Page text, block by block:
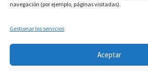
navegación (por ejemplo, páginas visitadas).
Gestionar los servicios
Aceptar
Si tiene dudas consúltenos a
info.martinflores@gmail.com , mensaje
POLÍTICA DE PRIVACIDAD
Construido